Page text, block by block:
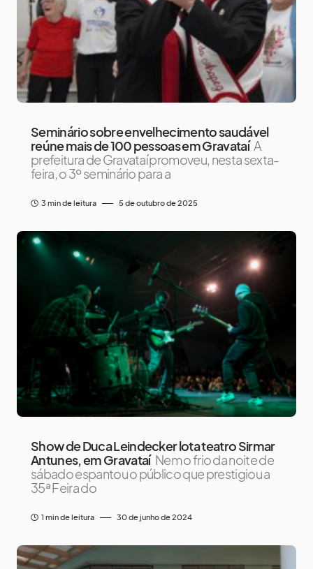
Seminário sobre envelhecimento saudável
reúne mais de 100 pessoas em Gravataí A
prefeitura de Gravataí promoveu, nesta sexta-
feira, o 3º seminário para a
3 min de leitura 5 de outubro de 2025
Show de Duca Leindecker lota teatro Sirmar
Antunes, em Gravataí Nem o frio da noite de
sábado espantou o público que prestigiou a
35ª Feira do
1 min de leitura 30 de junho de 2024